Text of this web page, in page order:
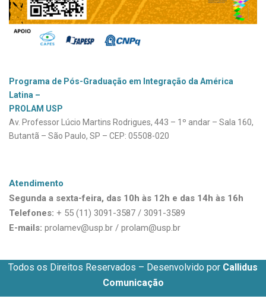
Programa de Pós-Graduação em Integração da América
Latina –
PROLAM USP
Av. Professor Lúcio Martins Rodrigues, 443 – 1º andar – Sala 160,
Butantã – São Paulo, SP – CEP: 05508-020
Atendimento
Segunda a sexta-feira, das 10h às 12h e das 14h às 16h
Telefones: + 55 (11) 3091-3587 / 3091-3589
E-mails: prolamev@usp.br / prolam@usp.br
Todos os Direitos Reservados – Desenvolvido por Callidus
Comunicação